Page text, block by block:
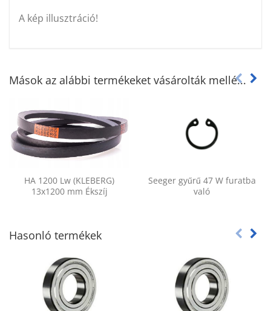
A kép illusztráció!
Mások az alábbi termékeket vásárolták mellé...
HA 1200 Lw (KLEBERG)
13x1200 mm Ékszíj
Seeger gyűrű 47 W furatba
való
Hasonló termékek